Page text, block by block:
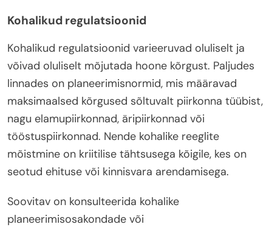
Kohalikud regulatsioonid
Kohalikud regulatsioonid varieeruvad oluliselt ja
võivad oluliselt mõjutada hoone kõrgust. Paljudes
linnades on planeerimisnormid, mis määravad
maksimaalsed kõrgused sõltuvalt piirkonna tüübist,
nagu elamupiirkonnad, äripiirkonnad või
tööstuspiirkonnad. Nende kohalike reeglite
mõistmine on kriitilise tähtsusega kõigile, kes on
seotud ehituse või kinnisvara arendamisega.
Soovitav on konsulteerida kohalike
planeerimisosakondade või